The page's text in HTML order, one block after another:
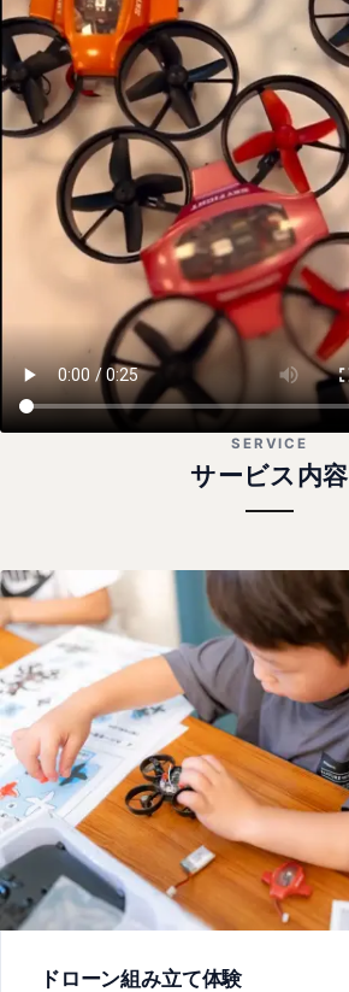
SERVICE
サービス内容
ドローン組み立て体験